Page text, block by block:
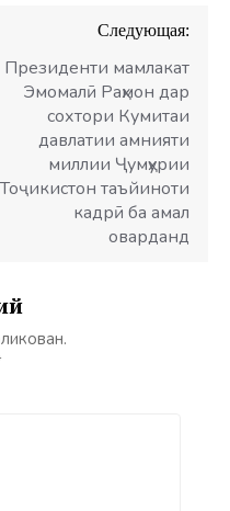
Следующая:
Президенти мамлакат
Эмомалӣ Раҳмон дар
сохтори Кумитаи
давлатии амнияти
миллии Ҷумҳурии
Тоҷикистон таъйиноти
кадрӣ ба амал
оварданд